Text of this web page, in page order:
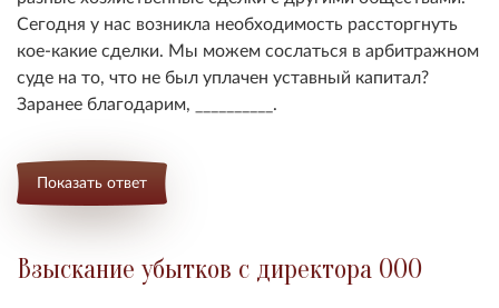
Сегодня у нас возникла необходимость рассторгнуть
кое-какие сделки. Мы можем сослаться в арбитражном
суде на то, что не был уплачен уставный капитал?
Заранее благодарим, __________.
Показать ответ
Взыскание убытков с директора ООО